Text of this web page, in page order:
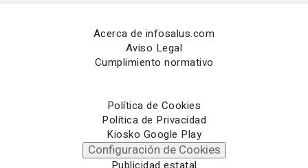
Acerca de infosalus.com
Aviso Legal
Cumplimiento normativo
Política de Cookies
Política de Privacidad
Kiosko Google Play
Configuración de Cookies